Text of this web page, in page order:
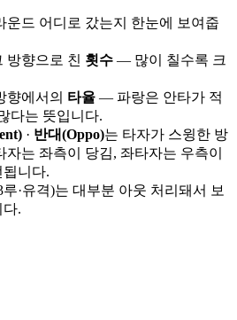
운드 어디로 갔는지 한눈에 보여줍
방향으로 친 횟수 — 많이 칠수록 크
향에서의 타율 — 파랑은 안타가 적
다는 뜻입니다.
· 반대(Oppo)는 타자가 스윙한 방
자는 좌측이 당김, 좌타자는 우측이
니다.
루·유격)는 대부분 아웃 처리돼서 보
다.